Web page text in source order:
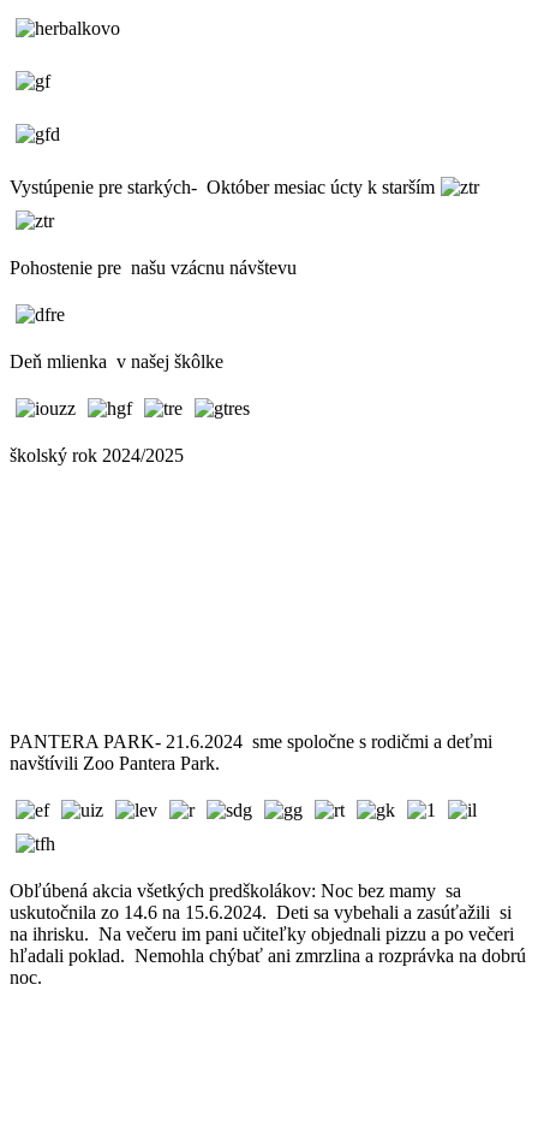
Vystúpenie pre starkých- Október mesiac úcty k starším
Pohostenie pre našu vzácnu návštevu
Deň mlienka v našej škôlke
školský rok 2024/2025
PANTERA PARK- 21.6.2024 sme spoločne s rodičmi a deťmi
navštívili Zoo Pantera Park.
Obľúbená akcia všetkých predškolákov: Noc bez mamy sa
uskutočnila zo 14.6 na 15.6.2024. Deti sa vybehali a zasúťažili si
na ihrisku. Na večeru im pani učiteľky objednali pizzu a po večeri
hľadali poklad. Nemohla chýbať ani zmrzlina a rozprávka na dobrú
noc.